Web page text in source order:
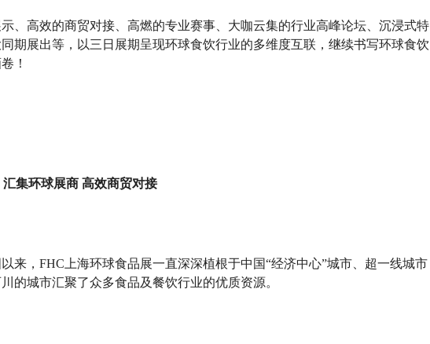
、高效的商贸对接、高燃的专业赛事、大咖云集的行业高峰论坛、沉浸式特
期展出等，以三日展期呈现环球食饮行业的多维度互联，继续书写环球食饮
！
汇集环球展商 高效商贸对接
来，FHC上海环球食品展一直深深植根于中国“经济中心”城市、超一线城市
城市汇聚了众多食品及餐饮行业的优质资源。